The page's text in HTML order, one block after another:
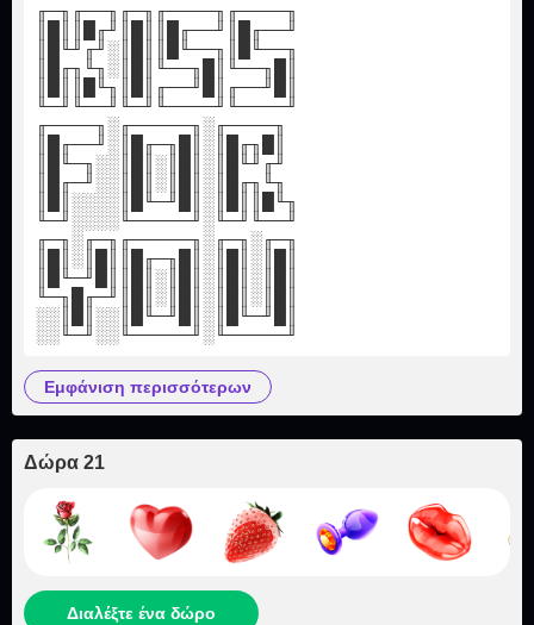
╓─╖╓──╖╓─╖╓────╖╓────╖
║█║║█╓╜║█║║█╓──╜║█╓──╜
║█╙╜╓╜░║█║║█╙──╖║█╙──╖
║█╓╖╙╖░║█║╙──╖█║╙──╖█║
║█║║█╙╖║█║╓──╜█║╓──╜█║
╙─╜╙──╜╙─╜╙────╜╙────╜
╓────╖░╓─────╖░╓────╖
║█╓──╜░║█╓─╖█║░║█╓╖█║
║█╙─╖░░║█║░║█║░║█╙╜╓╜
║█╓─╜░░║█║░║█║░║█╓╖╙╖
║█║░░░░║█╙─╜█║░║█║║█╙╖
╙─╜░░░░╙─────╜░╙─╜╙──╜
╓─╖░╓─╖╓─────╖░╓─╖░╓─╖
║█║░║█║║█╓─╖█║░║█║░║█║
║█╙─╜█║║█║░║█║░║█║░║█║
╙─╖█╓─╜║█║░║█║░║█║░║█║
░░║█║░░║█╙─╜█║░║█╙─╜█║
░░╙─╜░░╙─────╜░╙─────╜
εμφάνιση περισσότερων
Δώρα 21
Διαλέξτε ένα δώρο